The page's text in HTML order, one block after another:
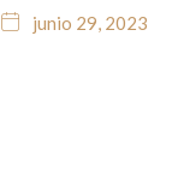
junio 29, 2023